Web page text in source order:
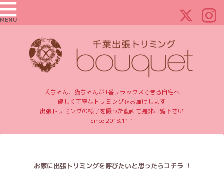
MENU
犬ちゃん、猫ちゃんが1番リラックスできる自宅へ
優しく丁寧なトリミングをお届けします
出張トリミングの様子を撮った動画も是非ご覧下さい
- Since 2018.11.1 -
お家に出張トリミングを呼びたいと思ったらコチラ ！